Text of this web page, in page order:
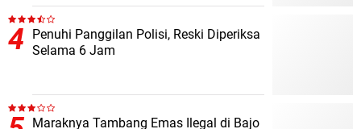
Penuhi Panggilan Polisi, Reski Diperiksa
Selama 6 Jam
Maraknya Tambang Emas Ilegal di Bajo